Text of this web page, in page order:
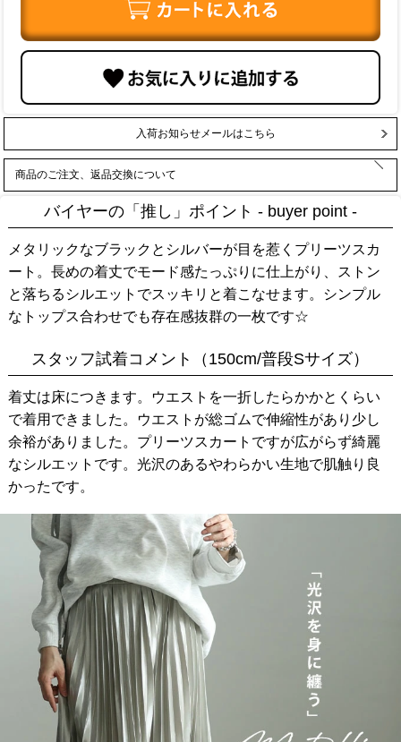
入荷お知らせメールはこちら
商品のご注文、返品交換について
バイヤーの「推し」ポイント - buyer point -
メタリックなブラックとシルバーが目を惹くプリーツスカ
ート。長めの着丈でモード感たっぷりに仕上がり、ストン
と落ちるシルエットでスッキリと着こなせます。シンプル
なトップス合わせでも存在感抜群の一枚です☆
スタッフ試着コメント（150cm/普段Sサイズ）
着丈は床につきます。ウエストを一折したらかかとくらい
で着用できました。ウエストが総ゴムで伸縮性があり少し
余裕がありました。プリーツスカートですが広がらず綺麗
なシルエットです。光沢のあるやわらかい生地で肌触り良
かったです。